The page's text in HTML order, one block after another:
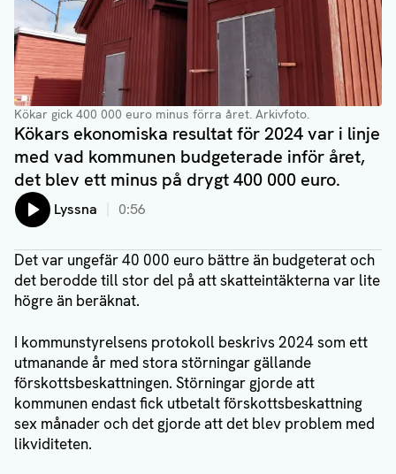
Kökar gick 400 000 euro minus förra året. Arkivfoto.
Kökars ekonomiska resultat för 2024 var i linje
med vad kommunen budgeterade inför året,
det blev ett minus på drygt 400 000 euro.
Lyssna 0:56
Det var ungefär 40 000 euro bättre än budgeterat och
det berodde till stor del på att skatteintäkterna var lite
högre än beräknat.
I kommunstyrelsens protokoll beskrivs 2024 som ett
utmanande år med stora störningar gällande
förskottsbeskattningen. Störningar gjorde att
kommunen endast fick utbetalt förskottsbeskattning
sex månader och det gjorde att det blev problem med
likviditeten.